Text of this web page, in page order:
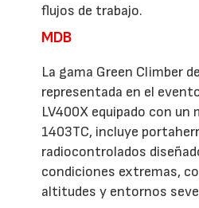
flujos de trabajo.
MDB
La gama Green Climber
representada en el
LV400X equipado con un
1403TC, incluye
radiocontrolados
condiciones extremas,
altitudes y entornos